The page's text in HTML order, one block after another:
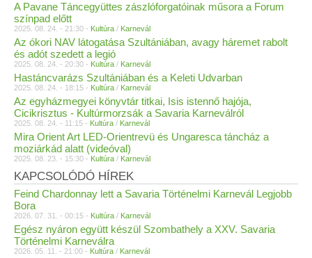
A Pavane Táncegyüttes zászlóforgatóinak műsora a Forum
színpad előtt
2025. 08. 24. - 21:30 - Kultúra / Karnevál
Az ókori NAV látogatása Szultániában, avagy háremet rabolt
és adót szedett a legió
2025. 08. 24. - 20:30 - Kultúra / Karnevál
Hastáncvarázs Szultániában és a Keleti Udvarban
2025. 08. 24. - 18:15 - Kultúra / Karnevál
Az egyházmegyei könyvtár titkai, Isis istennő hajója,
Cicikrisztus - Kultúrmorzsák a Savaria Karneválról
2025. 08. 24. - 11:15 - Kultúra / Karnevál
Mira Orient Art LED-Orientrevü és Ungaresca táncház a
moziárkád alatt (videóval)
2025. 08. 23. - 15:30 - Kultúra / Karnevál
KAPCSOLÓDÓ HÍREK
Feind Chardonnay lett a Savaria Történelmi Karnevál Legjobb
Bora
2026. 07. 31. - 00:15 - Kultúra / Karnevál
Egész nyáron együtt készül Szombathely a XXV. Savaria
Történelmi Karneválra
2026. 05. 11. - 21:00 - Kultúra / Karnevál